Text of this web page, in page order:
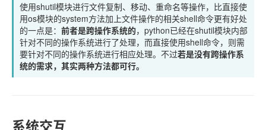
使用shutil模块进行文件复制、移动、重命名等操作，比直接使
用os模块的system方法加上文件操作的相关shell命令更有好处
的一点是： 前者是跨操作系统的，python已经在shutil模块内部
针对不同的操作系统进行了处理，而直接使用shell命令，则需
要针对不同的操作系统进行相应处理。不过若是没有跨操作系
统的需求，其实两种方法都可行。
系统交互